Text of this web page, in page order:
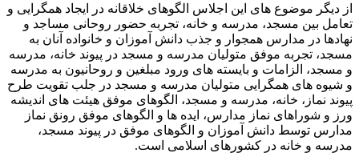
از دیگر موضوع های این اجلاس الگوهای خلاقانه در ایجاد همگرایی و
تعامل بین مسجد، مدرسه و خانه، تجربه حضور روحانی مساجد و
نهادها در مدارس همجوار و جذب دانش آموزان و خانواده آنان به
مسجد، تجربه موفق متولیان مدرسه و مسجد در پیوند خانه، مدرسه
و مسجد، الزامات و بایسته های ورود مبلغین و روحانیون به مدرسه
و شیوه های همگرایی متولیان مدرسه و مسجد در جلب تقویت طرح
پیوند نماز، خانه، مدرسه و مسجد، الگوهای موفق هیئت های اندیشه
ورز و شوراهای نماز مدارس، ایده ها و الگوهای موفق رونق نماز
مدارس توسط دانش آموزان و الگوهای موفق در پیوند مسجد،
مدرسه و خانه در کشورهای اسلامی است.